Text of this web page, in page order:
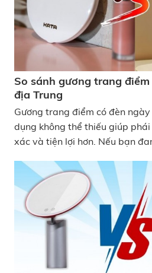
dụng nhé! So sánh gương KATA và gương trang điểm
led Hàn Quốc
So sánh gương trang
địa Trung
Gương trang điểm có đèn
dụng không thể thiếu giúp
xác và tiện lợi hơn. Nếu bạn
bài viết này sẽ so sánh gương
gương nội địa Trung chi tiết từ
sáng, tính năng đến giá bán,
gương trang điểm tốt phù hợp